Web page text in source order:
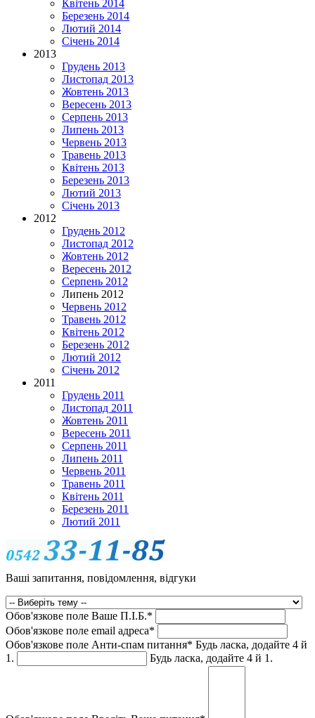
Квітень 2014
Березень 2014
Лютий 2014
Січень 2014
2013
Грудень 2013
Листопад 2013
Жовтень 2013
Вересень 2013
Серпень 2013
Липень 2013
Червень 2013
Травень 2013
Квітень 2013
Березень 2013
Лютий 2013
Січень 2013
2012
Грудень 2012
Листопад 2012
Жовтень 2012
Вересень 2012
Серпень 2012
Липень 2012
Червень 2012
Травень 2012
Квітень 2012
Березень 2012
Лютий 2012
Січень 2012
2011
Грудень 2011
Листопад 2011
Жовтень 2011
Вересень 2011
Серпень 2011
Липень 2011
Червень 2011
Травень 2011
Квітень 2011
Березень 2011
Лютий 2011
Ваші запитання, повідомлення, відгуки
Обов'язкове поле Ваше П.I.Б.*
Обов'язкове поле email адреса*
Обов'язкове поле Анти-спам питання* Будь ласка, додайте 4 й
1.
Будь ласка, додайте 4 й 1.